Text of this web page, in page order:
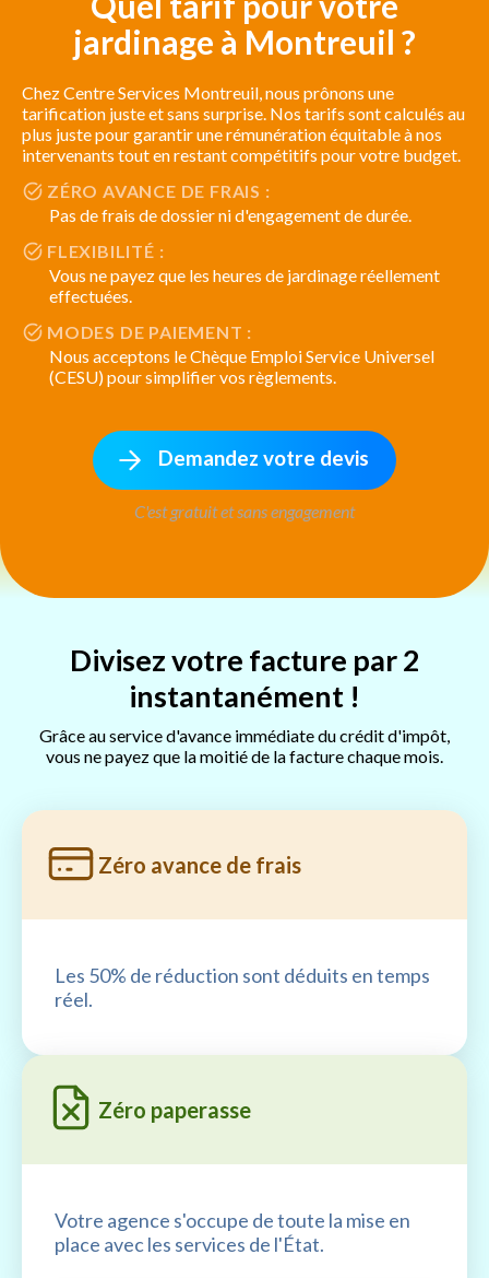
jardinage à Montreuil ?
Chez Centre Services Montreuil, nous prônons une
tarification juste et sans surprise. Nos tarifs sont calculés au
plus juste pour garantir une rémunération équitable à nos
intervenants tout en restant compétitifs pour votre budget.
ZÉRO AVANCE DE FRAIS :
Pas de frais de dossier ni d'engagement de durée.
FLEXIBILITÉ :
Vous ne payez que les heures de jardinage réellement
effectuées.
MODES DE PAIEMENT :
Nous acceptons le Chèque Emploi Service Universel
(CESU) pour simplifier vos règlements.
Demandez votre devis
C'est gratuit et sans engagement
Divisez votre facture par 2
instantanément !
Grâce au service d'avance immédiate du crédit d'impôt,
vous ne payez que la moitié de la facture chaque mois.
Zéro avance de frais
Les 50% de réduction sont déduits en temps
réel.
Zéro paperasse
Votre agence s'occupe de toute la mise en
place avec les services de l'État.